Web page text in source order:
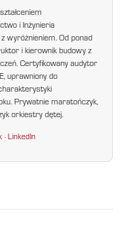
i Inżynieria
wyróżnieniem. Od ponad
i kierownik budowy z
Certyfikowany audytor
uprawniony do
Prywatnie maratończyk,
orkiestry dętej.
·LinkedIn